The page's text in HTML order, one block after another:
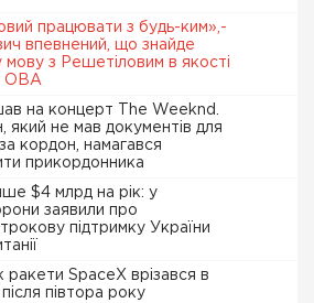
працювати з будь-ким»,-
впевнений, що знайде
мову з Решетіловим в якості
ОВА
на концерт The Weeknd.
який не мав документів для
кордон, намагався
прикордонника
$4 млрд на рік: у
заявили про
підтримку України
ракети SpaceX врізався в
після півтора року